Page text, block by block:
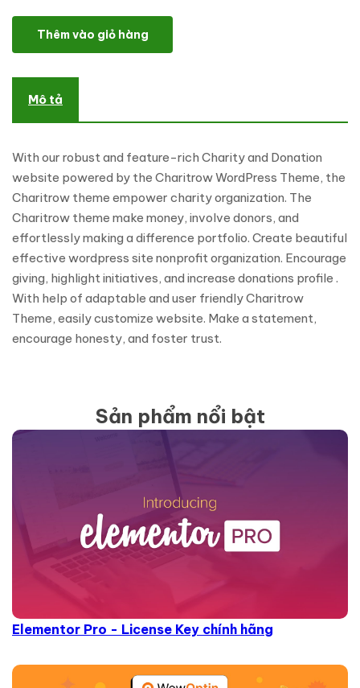
Charitrow - Charity, Nonprofit and Donation WordPress Theme
Thêm vào giỏ hàng
Mô tả
With our robust and feature-rich Charity and Donation
website powered by the Charitrow WordPress Theme, the
Charitrow theme empower charity organization. The
Charitrow theme make money, involve donors, and
effortlessly making a difference portfolio. Create beautiful
effective wordpress site nonprofit organization. Encourage
giving, highlight initiatives, and increase donations profile .
With help of adaptable and user friendly Charitrow
Theme, easily customize website. Make a statement,
encourage honesty, and foster trust.
Sản phẩm nổi bật
Elementor Pro - License Key chính hãng